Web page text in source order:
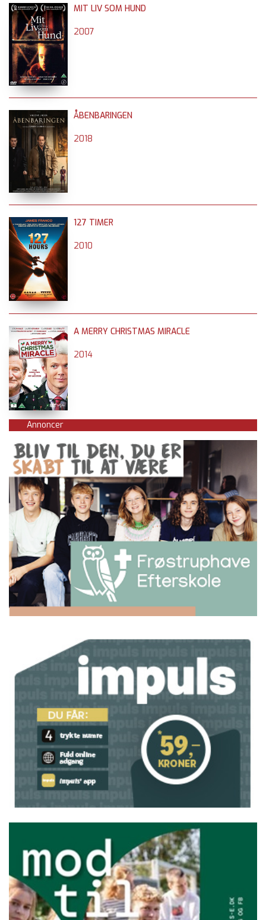
MIT LIV SOM HUND
2007
ÅBENBARINGEN
2018
127 TIMER
2010
A MERRY CHRISTMAS MIRACLE
2014
Annoncer